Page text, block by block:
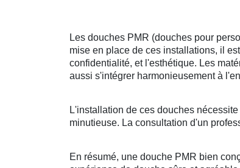
Les douches PMR (douches pour
mise en place de ces installations, il
confidentialité, et l'esthétique. Les
aussi s'intégrer harmonieusement à
L'installation de ces douches
minutieuse. La consultation d'un
En résumé, une douche PMR bien